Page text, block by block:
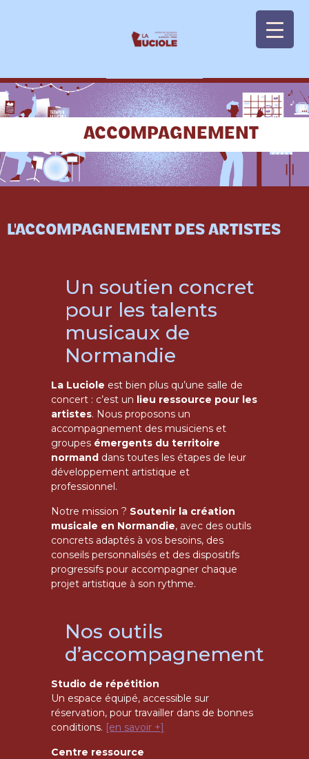
ACCOMPAGNEMENT
L'ACCOMPAGNEMENT DES ARTISTES
Un soutien concret
pour les talents
musicaux de
Normandie
La Luciole est bien plus qu’une salle de
concert : c’est un lieu ressource pour les
artistes. Nous proposons un
accompagnement des musiciens et
groupes émergents du territoire
normand dans toutes les étapes de leur
développement artistique et
professionnel.
Notre mission ? Soutenir la création
musicale en Normandie, avec des outils
concrets adaptés à vos besoins, des
conseils personnalisés et des dispositifs
progressifs pour accompagner chaque
projet artistique à son rythme.
Nos outils
d’accompagnement
Studio de répétition
Un espace équipé, accessible sur
réservation, pour travailler dans de bonnes
conditions. [en savoir +]
Centre ressource